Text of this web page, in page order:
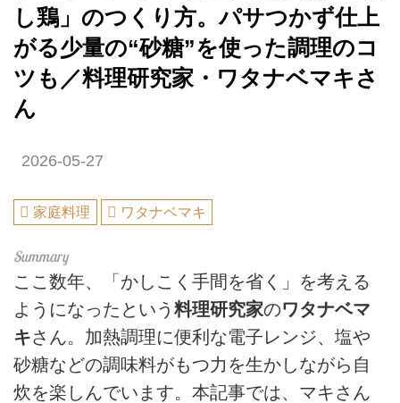
し鶏」のつくり方。パサつかず仕上
がる少量の“砂糖”を使った調理のコ
ツも／料理研究家・ワタナベマキさ
ん
2026-05-27
家庭料理 ワタナベマキ
ここ数年、「かしこく手間を省く」を考える
ようになったという 料理研究家のワタナベマ
キさん。加熱調理に便利な電子レンジ、塩や
砂糖などの調味料がもつ力を生かしながら自
炊を楽しんでいます。本記事では、マキさん